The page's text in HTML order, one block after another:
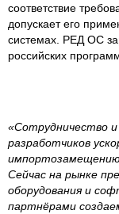
соответствие
допускает его
системах. РЕД ОС
российских
«Сотрудничество и
разработчиков
Сейчас на рынке
оборудования и
партнёрами